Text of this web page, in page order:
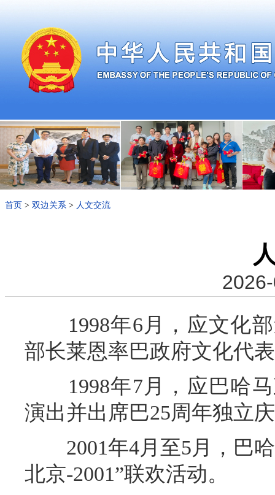
首页 > 双边关系 > 人文交流
1998年6月，应文化部
部长莱恩率巴政府文化代
1998年7月，应巴哈马
演出并出席巴25周年独立
2001年4月至5月，巴哈
北京-2001”联欢活动。